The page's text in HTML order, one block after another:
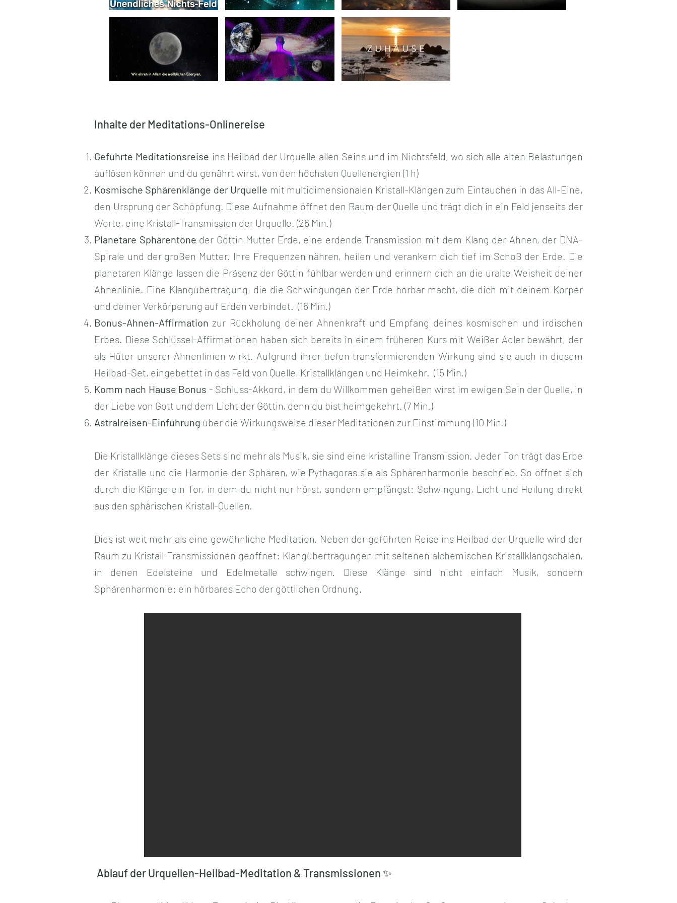
Inhalte der Meditations-Onlinereise
Geführte Meditationsreise ins Heilbad der Urquelle allen Seins und im Nichtsfeld, wo sich alle alten Belastungen
auflösen können und du genährt wirst, von den höchsten Quellenergien (1 h)
Kosmische Sphärenklänge der Urquelle mit multidimensionalen Kristall-Klängen zum Eintauchen in das All-Eine,
den Ursprung der Schöpfung. Diese Aufnahme öffnet den Raum der Quelle und trägt dich in ein Feld jenseits der
Worte, eine Kristall-Transmission der Urquelle. (26 Min.)
Planetare Sphärentöne der Göttin Mutter Erde, eine erdende Transmission mit dem Klang der Ahnen, der DNA-
Spirale und der großen Mutter. Ihre Frequenzen nähren, heilen und verankern dich tief im Schoß der Erde. Die
planetaren Klänge lassen die Präsenz der Göttin fühlbar werden und erinnern dich an die uralte Weisheit deiner
Ahnenlinie. Eine Klangübertragung, die die Schwingungen der Erde hörbar macht, die dich mit deinem Körper
und deiner Verkörperung auf Erden verbindet. (16 Min.)
Bonus-Ahnen-Affirmation zur Rückholung deiner Ahnenkraft und Empfang deines kosmischen und irdischen
Erbes. Diese Schlüssel-Affirmationen haben sich bereits in einem früheren Kurs mit Weißer Adler bewährt, der
als Hüter unserer Ahnenlinien wirkt. Aufgrund ihrer tiefen transformierenden Wirkung sind sie auch in diesem
Heilbad-Set, eingebettet in das Feld von Quelle, Kristallklängen und Heimkehr. (15 Min.)
Komm nach Hause Bonus - Schluss-Akkord, in dem du Willkommen geheißen wirst im ewigen Sein der Quelle, in
der Liebe von Gott und dem Licht der Göttin, denn du bist heimgekehrt. (7 Min.)
Astralreisen-Einführung über die Wirkungsweise dieser Meditationen zur Einstimmung (10 Min.)
Die Kristallklänge dieses Sets sind mehr als Musik, sie sind eine kristalline Transmission. Jeder Ton trägt das Erbe
der Kristalle und die Harmonie der Sphären, wie Pythagoras sie als Sphärenharmonie beschrieb. So öffnet sich
durch die Klänge ein Tor, in dem du nicht nur hörst, sondern empfängst: Schwingung, Licht und Heilung direkt
aus den sphärischen Kristall-Quellen.
Dies ist weit mehr als eine gewöhnliche Meditation. Neben der geführten Reise ins Heilbad der Urquelle wird der
Raum zu Kristall-Transmissionen geöffnet: Klangübertragungen mit seltenen alchemischen Kristallklangschalen,
in denen Edelsteine und Edelmetalle schwingen. Diese Klänge sind nicht einfach Musik, sondern
Sphärenharmonie: ein hörbares Echo der göttlichen Ordnung.
Ablauf der Urquellen-Heilbad-Meditation & Transmissionen ✨